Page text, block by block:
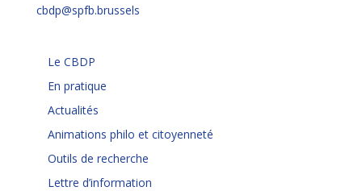
cbdp@spfb.brussels
Le CBDP
En pratique
Actualités
Animations philo et citoyenneté
Outils de recherche
Lettre d’information